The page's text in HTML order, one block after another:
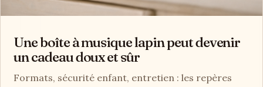
Une boîte à musique lapin peut devenir
un cadeau doux et sûr
Formats, sécurité enfant, entretien : les repères